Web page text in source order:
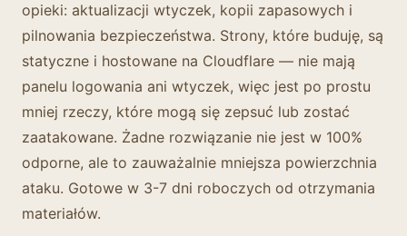
opieki: aktualizacji wtyczek, kopii zapasowych i
pilnowania bezpieczeństwa. Strony, które buduję, są
statyczne i hostowane na Cloudflare — nie mają
panelu logowania ani wtyczek, więc jest po prostu
mniej rzeczy, które mogą się zepsuć lub zostać
zaatakowane. Żadne rozwiązanie nie jest w 100%
odporne, ale to zauważalnie mniejsza powierzchnia
ataku. Gotowe w 3-7 dni roboczych od otrzymania
materiałów.